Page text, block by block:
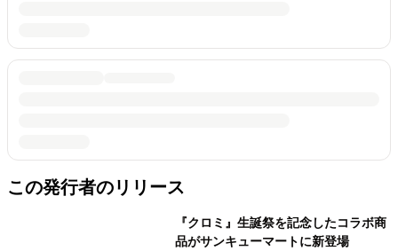
この発行者のリリース
『クロミ』生誕祭を記念したコラボ商
品がサンキューマートに新登場